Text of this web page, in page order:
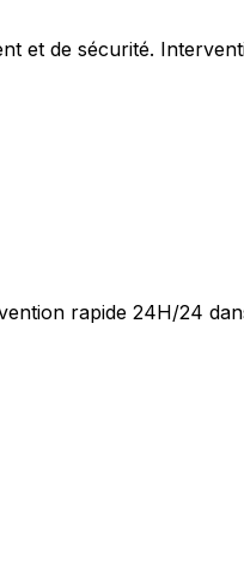
et de sécurité.
rapide 24H/24